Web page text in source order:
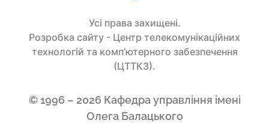
Усi права захищенi.
Розробка сайту - Центр телекомунікаційних
технологій та комп’ютерного забезпечення
(ЦТТКЗ).
© 1996 – 2026 Кафедра управління імені
Олега Балацького